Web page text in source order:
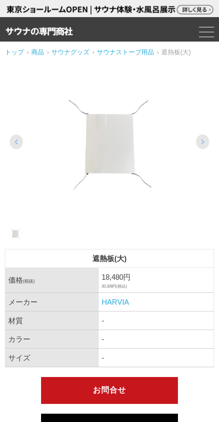
トップ › 商品 › サウナグッズ › サウナストーブ用品 › 遮熱板(大)
遮熱板(大)
価格(税抜) 18,480円
20,328円(税込)
メーカー HARVIA
材質 -
カラー -
サイズ -
お問合せ